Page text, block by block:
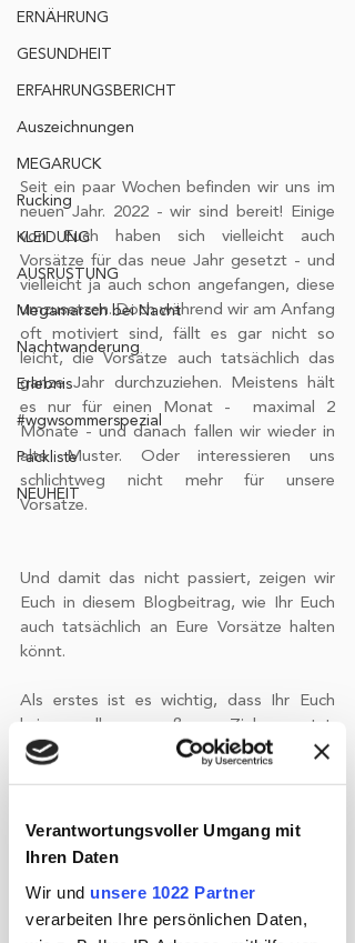
Verantwortungsvoller Umgang mit
Ihren Daten
Wir und unsere 1022 Partner
verarbeiten Ihre persönlichen Daten,
ERNÄHRUNG
GESUNDHEIT
ERFAHRUNGSBERICHT
Auszeichnungen
MEGARUCK
Rucking
KLEIDUNG
AUSRÜSTUNG
Megamarsch bei Nacht
Nachtwanderung
Erlebnis
#wgwsommerspezial
Packliste
NEUHEIT
Seit ein paar Wochen befinden wir uns im
neuen Jahr. 2022 - wir sind bereit! Einige
von Euch haben sich vielleicht auch
Vorsätze für das neue Jahr gesetzt - und
vielleicht ja auch schon angefangen, diese
umzusetzen. Doch während wir am Anfang
oft motiviert sind, fällt es gar nicht so
leicht, die Vorsätze auch tatsächlich das
ganze Jahr durchzuziehen. Meistens hält
es nur für einen Monat -  maximal 2
Monate - und danach fallen wir wieder in
alte Muster. Oder interessieren uns
schlichtweg nicht mehr für unsere
Vorsätze.
Und damit das nicht passiert, zeigen wir
Euch in diesem Blogbeitrag, wie Ihr Euch
auch tatsächlich an Eure Vorsätze halten
könnt.
Als erstes ist es wichtig, dass Ihr Euch
keine allzu großen Ziele setzt.
Selbstverständlich ist es immer super, im
erreichen. Jedoch ist es immer besser, sich
kleine Zwischenziele zu setzen, um den
machen. Ansonsten kann es dazu führen,
dass Ihr viel zu früh aufgebt, da das Ziel